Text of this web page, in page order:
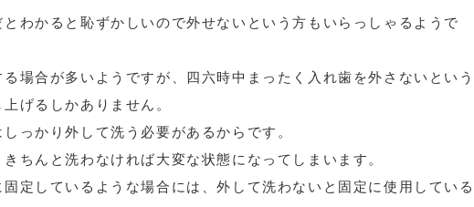
わかると恥ずかしいので外せないという方もいらっしゃるようで
場合が多いようですが、四六時中まったく入れ歯を外さないという
げるしかありません。
っかり外して洗う必要があるからです。
ちんと洗わなければ大変な状態になってしまいます。
定しているような場合には、外して洗わないと固定に使用している